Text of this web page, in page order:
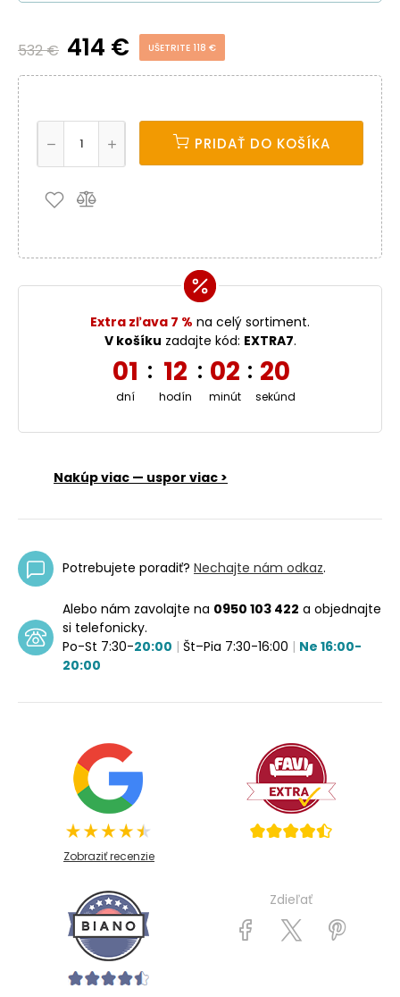
532 € 414 € UŠETRITE 118 €
PRIDAŤ DO KOŠÍKA
Extra zľava 7 % na celý sortiment.
V košíku zadajte kód: EXTRA7.
01
dní
: 12
hodín
: 02
minút
: 20
sekúnd
Nakúp viac — uspor viac >
Potrebujete poradiť? Nechajte nám odkaz.
Alebo nám zavolajte na 0950 103 422 a objednajte
si telefonicky.
Po-St 7:30-20:00 | Št–Pia 7:30-16:00 | Ne 16:00-
20:00
Zobraziť recenzie
Zdieľať